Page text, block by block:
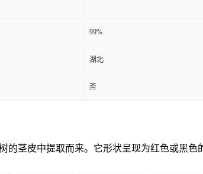
99%
湖北
否
的茎皮中提取而来。它形状呈现为红色或黑色